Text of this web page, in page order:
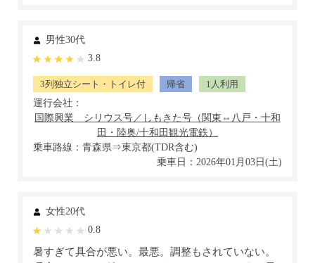
男性30代
3.8
3列独立シート・トイレ付 帰省
1人利用
運行会社：
乗車路線：青森県⇒東京都(TDR含む)
乗車日：2026年01月03日(土)
女性20代
0.8
暑すぎて具合が悪い。最悪。調整もされていない。